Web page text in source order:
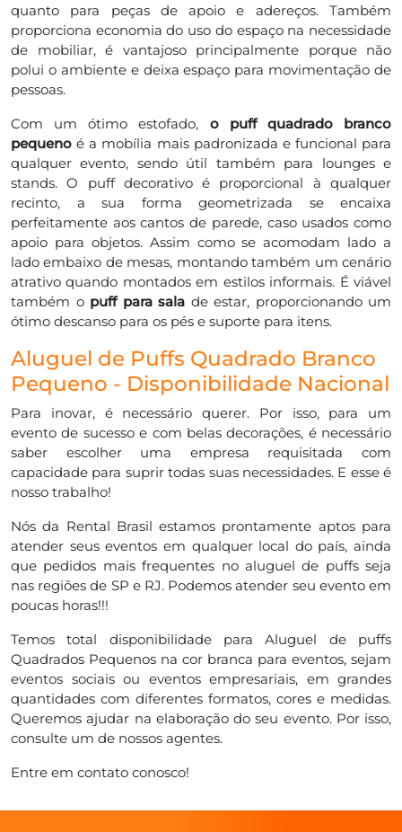
quanto para peças de apoio e adereços. Também
proporciona economia do uso do espaço na necessidade
de mobiliar, é vantajoso principalmente porque não
polui o ambiente e deixa espaço para movimentação de
pessoas.
Com um ótimo estofado, o puff quadrado branco
pequeno é a mobília mais padronizada e funcional para
qualquer evento, sendo útil também para lounges e
stands. O puff decorativo é proporcional à qualquer
recinto, a sua forma geometrizada se encaixa
perfeitamente aos cantos de parede, caso usados como
apoio para objetos. Assim como se acomodam lado a
lado embaixo de mesas, montando também um cenário
atrativo quando montados em estilos informais. É viável
também o puff para sala de estar, proporcionando um
ótimo descanso para os pés e suporte para itens.
Aluguel de Puffs Quadrado Branco
Pequeno - Disponibilidade Nacional
Para inovar, é necessário querer. Por isso, para um
evento de sucesso e com belas decorações, é necessário
saber escolher uma empresa requisitada com
capacidade para suprir todas suas necessidades. E esse é
nosso trabalho!
Nós da Rental Brasil estamos prontamente aptos para
atender seus eventos em qualquer local do país, ainda
que pedidos mais frequentes no aluguel de puffs seja
nas regiões de SP e RJ. Podemos atender seu evento em
poucas horas!!!
Temos total disponibilidade para Aluguel de puffs
Quadrados Pequenos na cor branca para eventos, sejam
eventos sociais ou eventos empresariais, em grandes
quantidades com diferentes formatos, cores e medidas.
Queremos ajudar na elaboração do seu evento. Por isso,
consulte um de nossos agentes.
Entre em contato conosco!